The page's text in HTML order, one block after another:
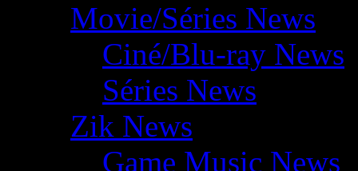
Movie/Séries News
Ciné/Blu-ray News
Séries News
Zik News
Game Music News